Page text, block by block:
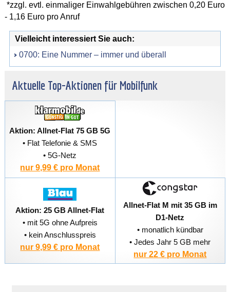
*zzgl. evtl. einmaliger Einwahlgebühren zwischen 0,20 Euro
- 1,16 Euro pro Anruf
Vielleicht interessiert Sie auch:
0700: Eine Nummer – immer und überall
Aktuelle Top-Aktionen für Mobilfunk
Aktion: Allnet-Flat 75 GB 5G
• Flat Telefonie & SMS
• 5G-Netz
nur 9,99 € pro Monat
Aktion: 25 GB Allnet-Flat
• mit 5G ohne Aufpreis
• kein Anschlusspreis
nur 9,99 € pro Monat
Allnet-Flat M mit 35 GB im
D1-Netz
• monatlich kündbar
• Jedes Jahr 5 GB mehr
nur 22 € pro Monat